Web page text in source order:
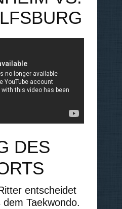
DES
entscheidet
Taekwondo.